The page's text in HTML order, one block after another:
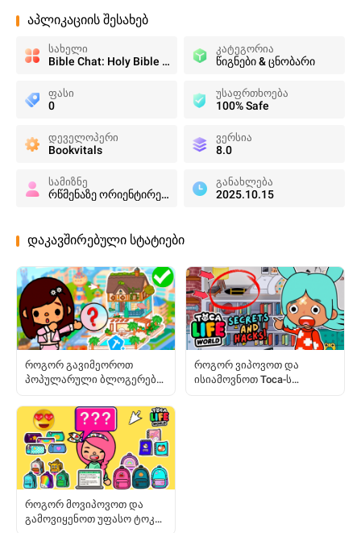
აპლიკაციის შესახებ
სახელი
Bible Chat: Holy Bible Study
კატეგორია
წიგნები & ცნობარი
ფასი
0
უსაფრთხოება
100% Safe
დეველოპერი
Bookvitals
ვერსია
8.0
სამიზნე
რწმენაზე ორიენტირებული
განახლება
2025.10.15
დაკავშირებული სტატიები
როგორ გავიმეოროთ
პოპულარული ბლოგერები
როგორ ვიპოვოთ და
ისიამოვნოთ Toca-ს
როგორ მოვიპოვოთ და
გამოვიყენოთ უფასო ტოკას